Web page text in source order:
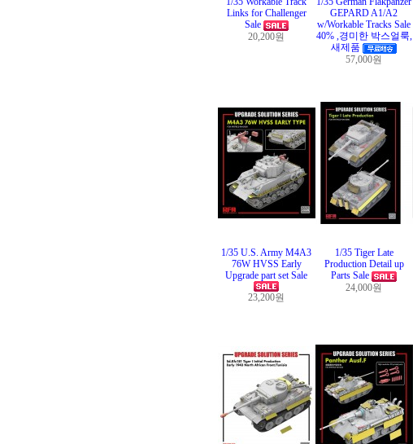
Links for Challenger
Sale
20,200원
GEPARD A1/A2
w/Workable Tracks Sale
40% ,경미한 박스얼룩,
새제품
57,000원
1/35 U.S. Army M4A3
76W HVSS Early
Upgrade part set Sale
23,200원
1/35 Tiger Late
Production Detail up
Parts Sale
24,000원